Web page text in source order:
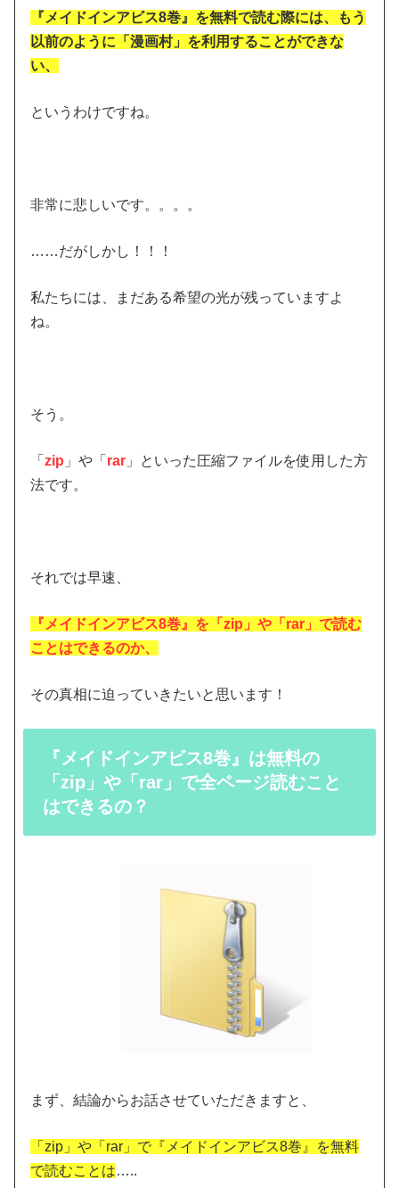
『メイドインアビス8巻』を無料で読む際には、もう
以前のように「漫画村」を利用することができな
い、
というわけですね。
非常に悲しいです。。。。
……だがしかし！！！
私たちには、まだある希望の光が残っていますよ
ね。
そう。
「zip 」や「 rar 」といった圧縮ファイルを使用した方
法です。
それでは早速、
『メイドインアビス8巻』を「zip」や「rar」で読む
ことはできるのか、
その真相に迫っていきたいと思います！
『メイドインアビス8巻』は無料の
「zip」や「rar」で全ページ読むこと
はできるの？
まず、結論からお話させていただきますと、
「zip」や「rar」で『メイドインアビス8巻』を無料
で読むことは…..